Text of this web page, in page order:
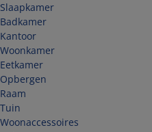
Slaapkamer
Badkamer
Kantoor
Woonkamer
Eetkamer
Opbergen
Raam
Tuin
Woonaccessoires